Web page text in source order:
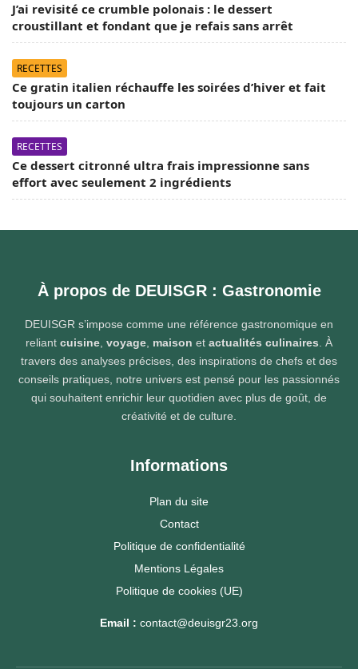
J’ai revisité ce crumble polonais : le dessert
croustillant et fondant que je refais sans arrêt
RECETTES
Ce gratin italien réchauffe les soirées d’hiver et fait
toujours un carton
RECETTES
Ce dessert citronné ultra frais impressionne sans
effort avec seulement 2 ingrédients
À propos de DEUISGR : Gastronomie
DEUISGR s’impose comme une référence gastronomique en
reliant cuisine, voyage, maison et actualités culinaires. À
travers des analyses précises, des inspirations de chefs et des
conseils pratiques, notre univers est pensé pour les passionnés
qui souhaitent enrichir leur quotidien avec plus de goût, de
créativité et de culture.
Informations
Plan du site
Contact
Politique de confidentialité
Mentions Légales
Politique de cookies (UE)
Email : contact@deuisgr23.org